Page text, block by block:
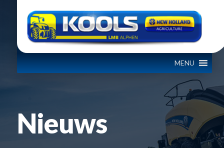
MENU
Nieuws